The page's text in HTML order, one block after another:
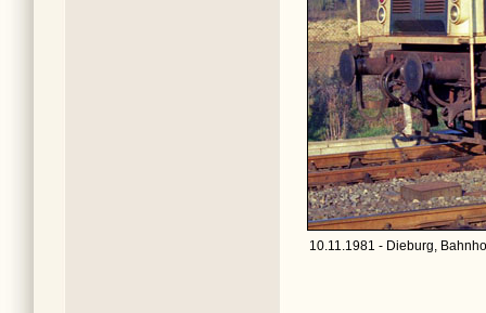
10.11.1981 - Dieburg,